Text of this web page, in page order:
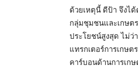
ด้วยเหตุนี้ ดีป้า จึงไ
กลุ่มชุมชนและเกษต
ประโยชน์สูงสุด ไม่ว่
แทรกเตอร์การเกษ
คาร์บอนด้านการเก